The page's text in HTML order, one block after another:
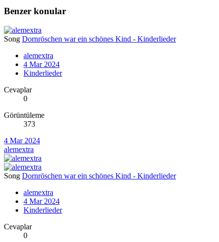
Benzer konular
Song Dornröschen war ein schönes Kind - Kinderlieder
alemextra
4 Mar 2024
Kinderlieder
Cevaplar
0
Görüntüleme
373
4 Mar 2024
alemextra
Song Dornröschen war ein schönes Kind - Kinderlieder
alemextra
4 Mar 2024
Kinderlieder
Cevaplar
0